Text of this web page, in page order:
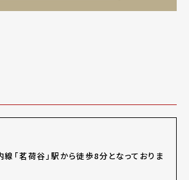
線「茗荷谷」駅から徒歩8分となっておりま